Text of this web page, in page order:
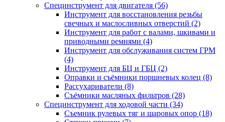
Специнструмент для двигателя (56)
Инструмент для восстановления резьбы
свечных и маслосливных отверстий (2)
Инструмент для работ с валами, шкивами и
приводными ремнями (4)
Инструмент для обслуживания систем ГРМ
(4)
Инструмент для БЦ и ГБЦ (2)
Оправки и съёмники поршневых колец (8)
Рассухариватели (8)
Съёмники масляных фильтров (28)
Специнструмент для ходовой части (34)
Съемник рулевых тяг и шаровых опор (18)